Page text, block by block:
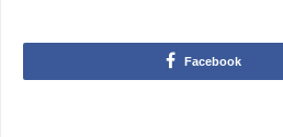
Facebook